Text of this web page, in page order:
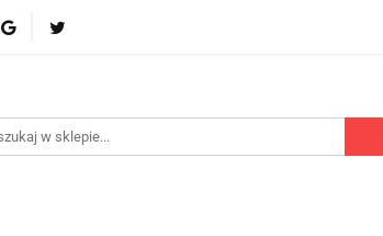
Akcesoria
Nowości